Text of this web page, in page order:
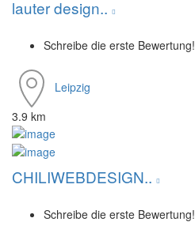
lauter design..
Schreibe die erste Bewertung!
Leipzig
3.9 km
CHILIWEBDESIGN..
Schreibe die erste Bewertung!